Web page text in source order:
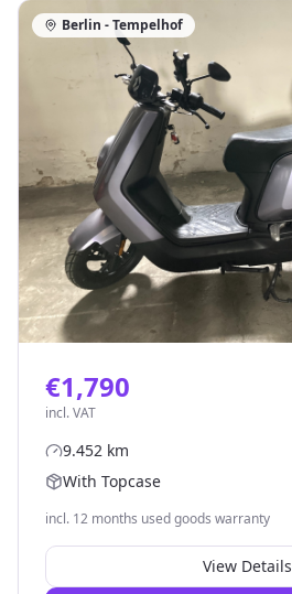
Berlin - Tempelhof
€1,790
incl. VAT
9.452 km
With Topcase
incl. 12 months used goods warranty
View Details